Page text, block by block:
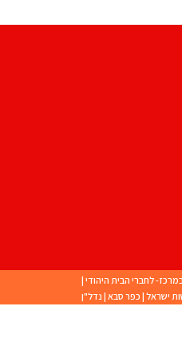
לחברי הבית היהודי |
ישראל | כפר סבא | נדל"ן